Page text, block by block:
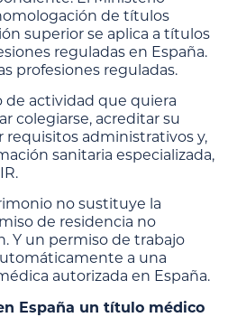
de títulos
superior se aplica a títulos
reguladas en España.
profesiones reguladas.
de actividad que quiera
colegiarse, acreditar su
requisitos administrativos y,
sanitaria especializada,
no sustituye la
de residencia no
Y un permiso de trabajo
a una
autorizada en España.
España un título médico